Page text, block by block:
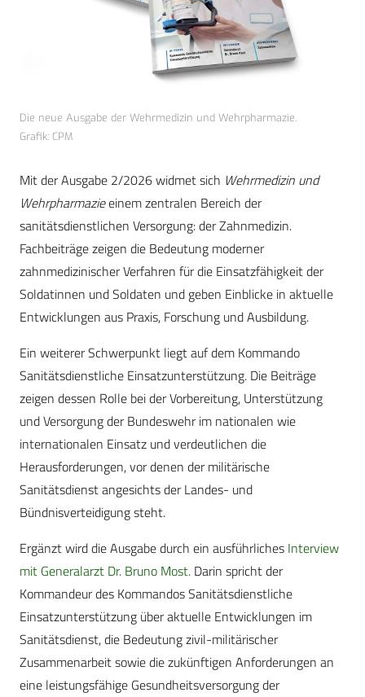
Die neue Ausgabe der Wehrmedizin und Wehrpharmazie.
Grafik: CPM
Mit der Ausgabe 2/2026 widmet sich Wehrmedizin und
Wehrpharmazieeinem zentralen Bereich der
sanitätsdienstlichen Versorgung: der Zahnmedizin.
Fachbeiträge zeigen die Bedeutung moderner
zahnmedizinischer Verfahren für die Einsatzfähigkeit der
Soldatinnen und Soldaten und geben Einblicke in aktuelle
Entwicklungen aus Praxis, Forschung und Ausbildung.
Ein weiterer Schwerpunkt liegt auf dem Kommando
Sanitätsdienstliche Einsatzunterstützung. Die Beiträge
zeigen dessen Rolle bei der Vorbereitung, Unterstützung
und Versorgung der Bundeswehr im nationalen wie
internationalen Einsatz und verdeutlichen die
Herausforderungen, vor denen der militärische
Sanitätsdienst angesichts der Landes- und
Bündnisverteidigung steht.
Ergänzt wird die Ausgabe durch ein ausführliches Interview
mit Generalarzt Dr. Bruno Most. Darin spricht der
Kommandeur des Kommandos Sanitätsdienstliche
Einsatzunterstützung über aktuelle Entwicklungen im
Sanitätsdienst, die Bedeutung zivil-militärischer
Zusammenarbeit sowie die zukünftigen Anforderungen an
eine leistungsfähige Gesundheitsversorgung der